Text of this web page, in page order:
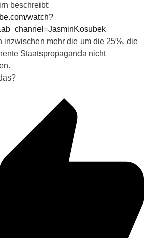
beschreibt:
watch?
inzwischen mehr die um die 25%, die
Staatspropaganda nicht